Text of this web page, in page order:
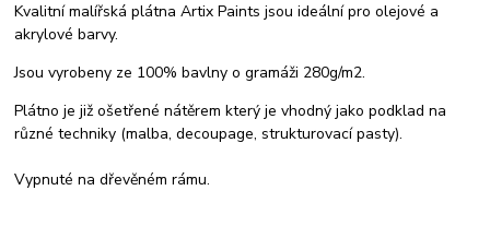
Kvalitní malířská plátna Artix Paints jsou ideální pro olejové a
akrylové barvy.
Jsou vyrobeny ze 100% bavlny o gramáži 280g/m2.
Plátno je již ošetřené nátěrem který je vhodný jako podklad na
různé techniky (malba, decoupage, strukturovací pasty).
Vypnuté na dřevěném rámu.